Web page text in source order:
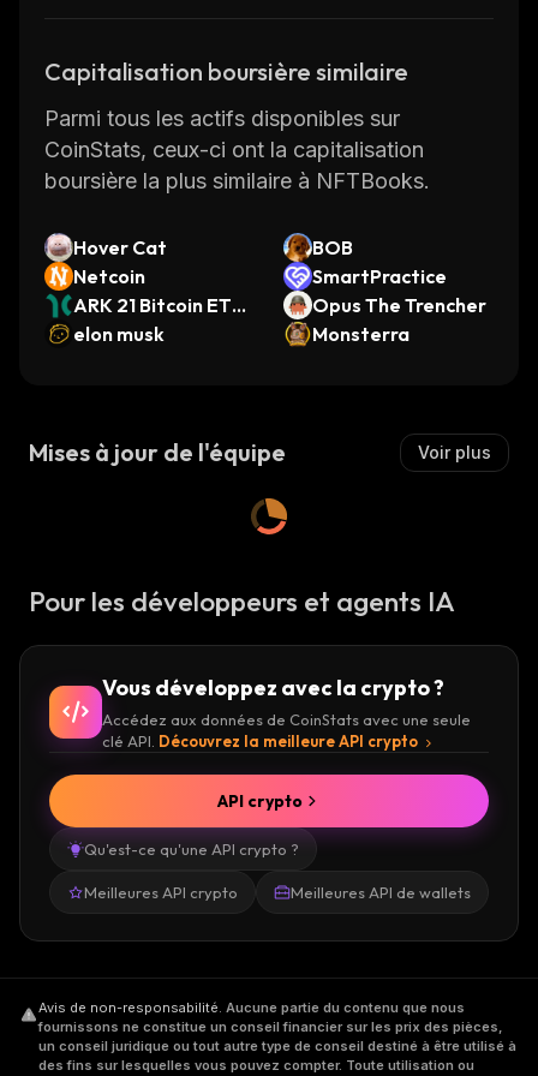
tokens.
such as smart contracts that enable users to
securely transfer ownership of their tokens
without needing any third party involvement.
This makes it ideal for authors who want to
through traditional publishing channels.
Whether you're looking to create custom
tokens based on books you've written or just
want to explore the world of book-backed
Capitalisation boursière similaire
Parmi tous les actifs disponibles sur
CoinStats, ceux-ci ont la capitalisation
boursière la plus similaire à NFTBooks.
Hover Cat
BOB
Netcoin
SmartPractice
ARK 21 Bitcoin ETF
(Dinari Tokenized E
Opus The Trencher
elon musk
Monsterra
Mises à jour de l'équipe Voir plus
Pour les développeurs et agents IA
Vous développez avec la crypto ?
Accédez aux données de CoinStats avec une seule
clé API. Découvrez la meilleure API crypto
Qu'est-ce qu'une API crypto ?
Meilleures API crypto Meilleures API de wallets
API crypto
Avis de non-responsabilité. Aucune partie du contenu que nous
fournissons ne constitue un conseil financier sur les prix des pièces,
un conseil juridique ou tout autre type de conseil destiné à être utilisé à
des fins sur lesquelles vous pouvez compter. Toute utilisation ou